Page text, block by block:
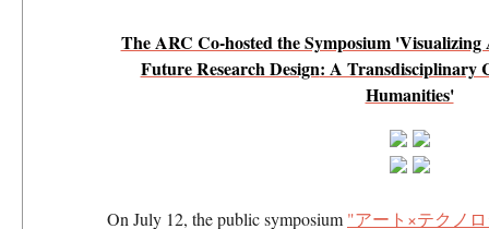
The ARC Co-hosted the Symposium
Future Research Design: A Transdisciplinary
Humanities'
On July 12, the public symposium "アート×テクノ